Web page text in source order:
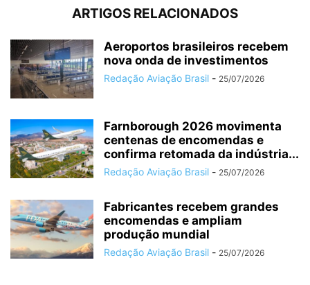
ARTIGOS RELACIONADOS
Aeroportos brasileiros recebem
nova onda de investimentos
Redação Aviação Brasil - 25/07/2026
Farnborough 2026 movimenta
centenas de encomendas e
confirma retomada da indústria...
Redação Aviação Brasil - 25/07/2026
Fabricantes recebem grandes
encomendas e ampliam
produção mundial
Redação Aviação Brasil - 25/07/2026